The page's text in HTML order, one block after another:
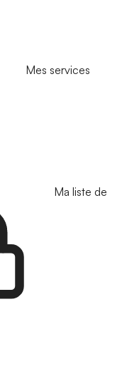
Mes services
Ma liste de